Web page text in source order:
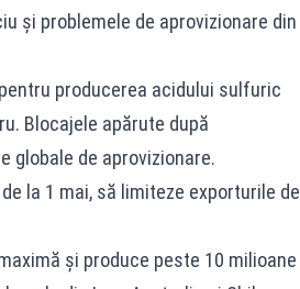
și problemele de aprovizionare din
producerea acidului sulfuric
Blocajele apărute după
globale de aprovizionare.
la 1 mai, să limiteze exporturile de
și produce peste 10 milioane